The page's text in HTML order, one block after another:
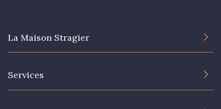
La Maison Stragier
Services